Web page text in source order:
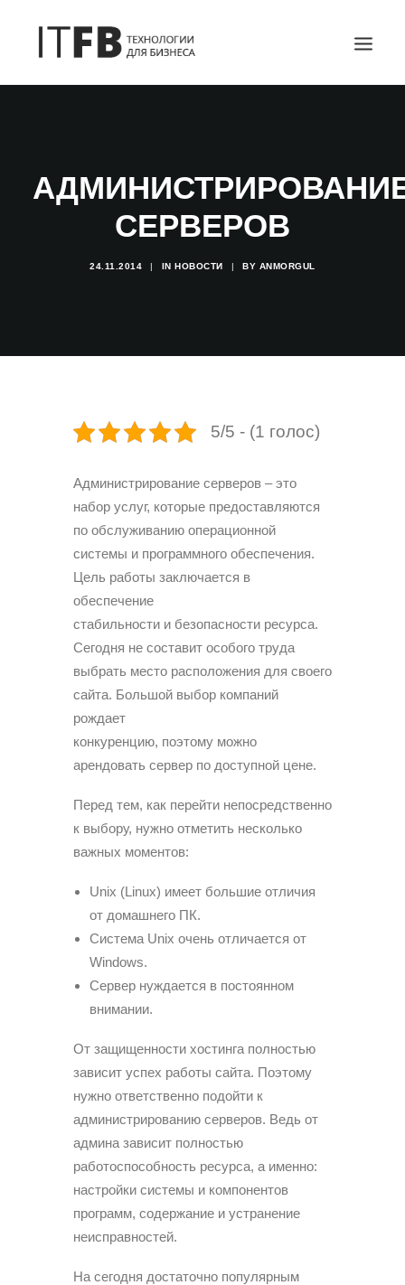
АДМИНИСТРИРОВАНИЕ СЕРВЕРОВ
СЕРВЕРОВ
24.11.2014 | INНОВОСТИ | BY ANMORGUL
5/5 - (1 голос)
Администрирование серверов – это
набор услуг, которые предоставляются
по обслуживанию операционной
системы и программного обеспечения.
Цель работы заключается в
обеспечение
стабильности и безопасности ресурса.
Сегодня не составит особого труда
выбрать место расположения для своего
сайта. Большой выбор компаний
рождает
конкуренцию, поэтому можно
арендовать сервер по доступной цене.
Перед тем, как перейти непосредственно
к выбору, нужно отметить несколько
важных моментов:
Unix (Linux) имеет большие отличия
от домашнего ПК.
Система Unix очень отличается от
Windows.
Сервер нуждается в постоянном
внимании.
От защищенности хостинга полностью
зависит успех работы сайта. Поэтому
нужно ответственно подойти к
администрированию серверов. Ведь от
админа зависит полностью
работоспособность ресурса, а именно:
настройки системы и компонентов
программ, содержание и устранение
неисправностей.
На сегодня достаточно популярным